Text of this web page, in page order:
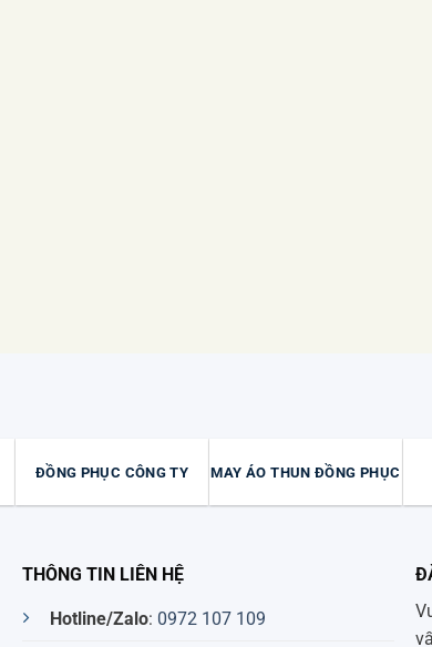
ĐỒNG PHỤC CÔNG TY MAY ÁO THUN ĐỒNG PHỤC
THÔNG TIN LIÊN HỆ
Hotline/Zalo: 0972 107 109